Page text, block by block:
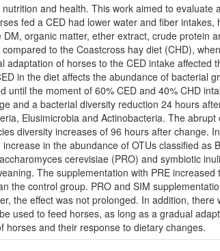
and health. This work aimed to
fed a CED had lower water and fiber
organic matter, ether extract, crude protein
to the Coastcross hay diet (CHD),
of horses to the CED intake affected
in the diet affects the abundance of bacterial
until the moment of 60% CED and 40% CHD
and a bacterial diversity reduction 24 hours
Elusimicrobia and Actinobacteria. The
diversity increases of 96 hours after change.
in the abundance of OTUs classified
cerevisiae (PRO) and symbiotic
The supplementation with PRE
the control group. PRO and SIM
the effect was not prolonged. In addition,
used to feed horses, as long as a gradual
horses and their response to dietary changes.